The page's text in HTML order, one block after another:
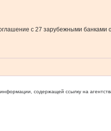
с 27 зарубежными банками
содержащей ссылку на